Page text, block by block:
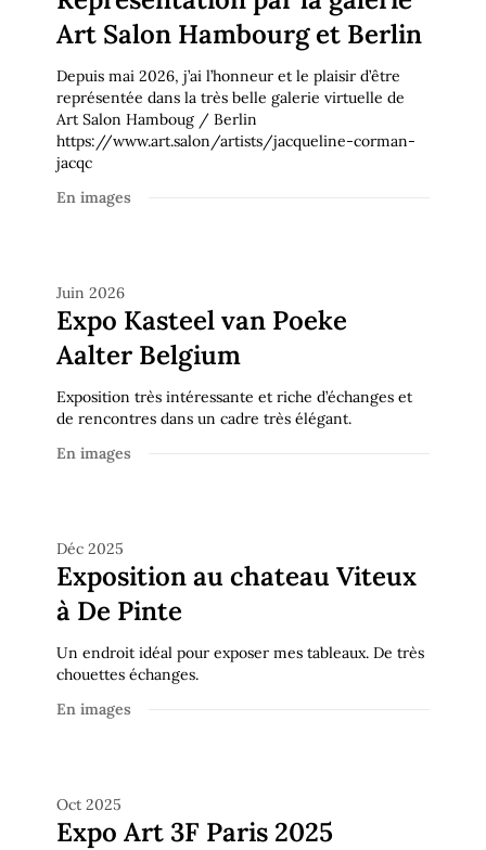
Art Salon Hambourg et Berlin
Depuis mai 2026, j’ai l’honneur et le plaisir d’être
représentée dans la très belle galerie virtuelle de
Art Salon Hamboug / Berlin
https://www.art.salon/artists/jacqueline-corman-
jacqc
En images
Juin 2026
Expo Kasteel van Poeke
Aalter Belgium
Exposition très intéressante et riche d’échanges et
de rencontres dans un cadre très élégant.
En images
un grand plaisir de pouvoir exposer mes oeuvres dans cette
En images
Déc 2025
Exposition au chateau Viteux
à De Pinte
Un endroit idéal pour exposer mes tableaux. De très
chouettes échanges.
En images
Oct 2025
Expo Art 3F Paris 2025